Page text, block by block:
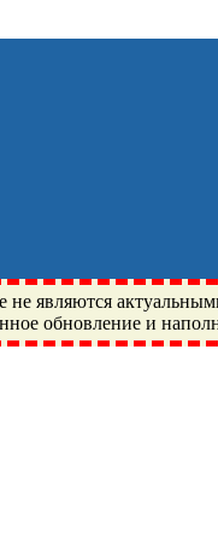
являются
обновление и
Монино,
LQY, DPI, BSN,